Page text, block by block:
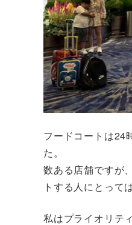
フードコートは24
た。
数ある店舗ですが
トする人にとって
私はプライオリテ